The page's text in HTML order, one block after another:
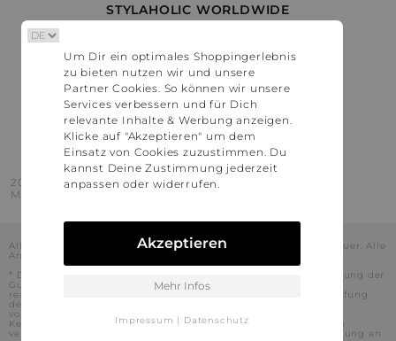
STYLAHOLIC WORLDWIDE
Österreich
Schweiz
France
United States
2016 - 2026 © Stylaholic.
Made for you with love in munich.
Alle Preise inkl. der jeweils geltenden gesetzlichen Mehrwertsteuer. Alle
Angaben ohne Gewähr.
* Die angezeigten Preise beinhalten Rabatte, die durch die Nutzung der
Gutschein-Codes auf den Seiten unserer Partner voraussichtlich
realisiert werden können. Stylaholic führt keine vollständige Prüfung
der Gutschein-Codes durch und es kann daher in Einzelfällen
vorkommen, dass die Gutscheine abweichend von unserem
Kenntnisstand bei dem jeweiligen Shop nicht oder nur teilweise
verwendet werden können. Darüber hinaus kann deren Verwendung an
Um Dir ein optimales Shoppingerlebnis
zu bieten nutzen wir und unsere
Partner Cookies. So können wir unsere
Services verbessern und für Dich
relevante Inhalte & Werbung anzeigen.
Klicke auf "Akzeptieren" um dem
Einsatz von Cookies zuzustimmen. Du
kannst Deine Zustimmung jederzeit
anpassen oder widerrufen.
Akzeptieren
Mehr Infos
Impressum | Datenschutz